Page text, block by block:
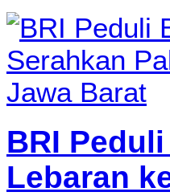
BRI
Lebaran